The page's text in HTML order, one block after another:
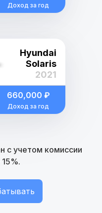
Доход за год
Hyundai
Solaris
2021
660,000 ₽
Доход за год
с учетом комиссии